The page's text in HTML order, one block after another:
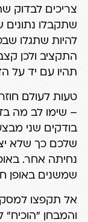
צריכים לבדוק
שתקבלו נתונים
להיות שתגלו
התקציב ולכן
תהיו עם יד על
טעות לעולם
– שימו לב מה
בודקים שני
שלכם כך שלא
נחיתה אחר.
שמשנים באופן
אל תקפצו
והמבחן "הוכיח"